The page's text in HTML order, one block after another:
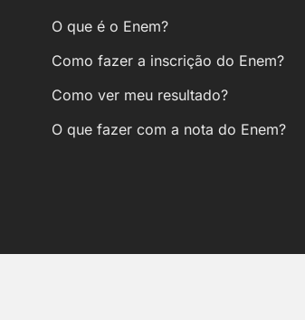
O que é o Enem?
Como fazer a inscrição do Enem?
Como ver meu resultado?
O que fazer com a nota do Enem?